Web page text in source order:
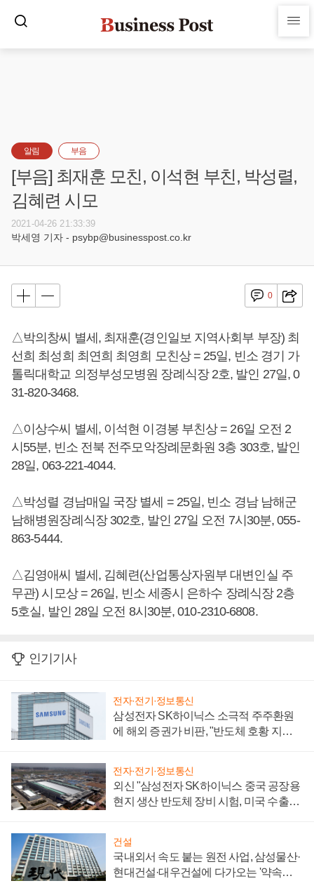
알림 부음
[부음] 최재훈 모친, 이석현 부친, 박성렬,
김혜련 시모
2021-04-26 21:33:39
박세영 기자 - psybp@businesspost.co.kr
0
△박의창씨 별세, 최재훈(경인일보 지역사회부 부장) 최
선희 최성희 최연희 최영희 모친상 = 25일, 빈소 경기 가
톨릭대학교 의정부성모병원 장례식장 2호, 발인 27일, 0
31-820-3468.
△이상수씨 별세, 이석현 이경봉 부친상 = 26일 오전 2
시55분, 빈소 전북 전주모악장례문화원 3층 303호, 발인
28일, 063-221-4044.
△박성렬 경남매일 국장 별세 = 25일, 빈소 경남 남해군
남해병원장례식장 302호, 발인 27일 오전 7시30분, 055-
863-5444.
△김영애씨 별세, 김혜련(산업통상자원부 대변인실 주
무관) 시모상 = 26일, 빈소 세종시 은하수 장례식장 2층
5호실, 발인 28일 오전 8시30분, 010-2310-6808.
인기기사
전자·전기·정보통신
삼성전자 SK하이닉스 소극적 주주환원
에 해외 증권가 비판, "반도체 호황 지속
전자·전기·정보통신
외신 "삼성전자 SK하이닉스 중국 공장용
현지 생산 반도체 장비 시험, 미국 수출통
건설
국내외서 속도 붙는 원전 사업, 삼성물산·
현대건설·대우건설에 다가오는 '약속의